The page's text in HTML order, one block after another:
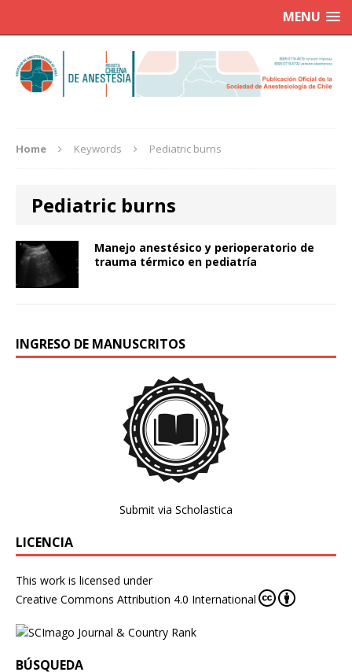
MENU
Home Keywords Pediatric burns
Pediatric burns
Manejo anestésico y perioperatorio de
trauma térmico en pediatría
INGRESO DE MANUSCRITOS
Submit via Scholastica
LICENCIA
This work is licensed under
Creative Commons Attribution 4.0 International
BÚSQUEDA